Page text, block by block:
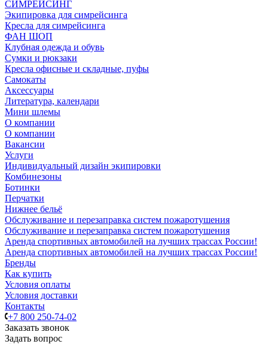
СИМРЕЙСИНГ
Экипировка для симрейсинга
Кресла для симрейсинга
ФАН ШОП
Клубная одежда и обувь
Сумки и рюкзаки
Кресла офисные и складные, пуфы
Самокаты
Аксессуары
Литература, календари
Мини шлемы
О компании
О компании
Вакансии
Услуги
Индивидуальный дизайн экипировки
Комбинезоны
Ботинки
Перчатки
Нижнее бельё
Обслуживание и перезаправка систем пожаротушения
Обслуживание и перезаправка систем пожаротушения
Аренда спортивных автомобилей на лучших трассах России!
Аренда спортивных автомобилей на лучших трассах России!
Бренды
Как купить
Условия оплаты
Условия доставки
Контакты
+7 800 250-74-02
Заказать звонок
Задать вопрос